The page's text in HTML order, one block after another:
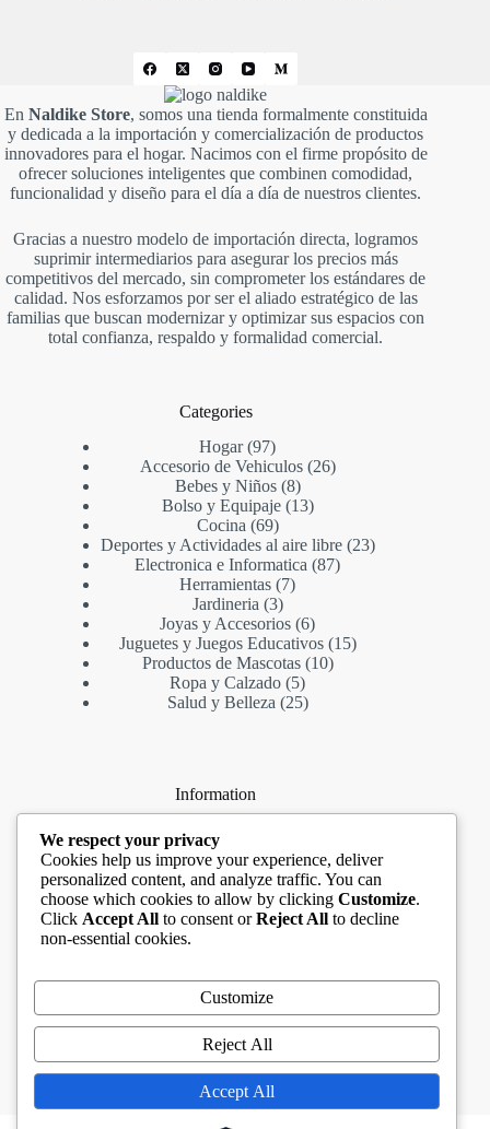
En Naldike Store, somos una tienda formalmente constituida
y dedicada a la importación y comercialización de productos
innovadores para el hogar. Nacimos con el firme propósito de
ofrecer soluciones inteligentes que combinen comodidad,
funcionalidad y diseño para el día a día de nuestros clientes.
Gracias a nuestro modelo de importación directa, logramos
suprimir intermediarios para asegurar los precios más
competitivos del mercado, sin comprometer los estándares de
calidad. Nos esforzamos por ser el aliado estratégico de las
familias que buscan modernizar y optimizar sus espacios con
total confianza, respaldo y formalidad comercial.
Categories
Hogar 9797
productos
Accesorio de Vehiculos 2626
Bebes y Niños 88
productos
Bolso y Equipaje 1313
Cocina 6969
productos
Deportes y Actividades al aire libre 2323
Electronica e Informatica 8787
Herramientas 77
Jardineria 33
productos
Joyas y Accesorios 66
productos
Juguetes y Juegos Educativos 1515
Productos de Mascotas 1010
Ropa y Calzado 55
productos
Salud y Belleza 2525
Information
Contact Us
Terms & Conditions
Privacy Policy
Customer Service
Contact Us
Phone: (+63) 555 1212
Fax: (+63) 555 0100
Need help or have a question?
Contact us at: info@mail.com
Copyright © 2026 Naldike STore -
We respect your privacy
Cookies help us improve your experience, deliver
personalized content, and analyze traffic. You can
choose which cookies to allow by clicking Customize.
Click Accept All to consent orReject All to decline
non-essential cookies.
Customize
Reject All
Accept All